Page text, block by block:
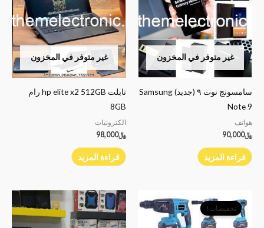
غير متوفر في المخزون
سامسونج نوت ٩ (جديد) Samsung
Note 9
هواتف
﷼90,000
قراءة المزيد
غير متوفر في المخزون
تابلت hp elite x2 512GB رام
8GB
الكترونيات
﷼98,000
قراءة المزيد
تخفيضات!
الأصلي
هو:
﷼115,000.
الحالي
هو:
﷼99,000.